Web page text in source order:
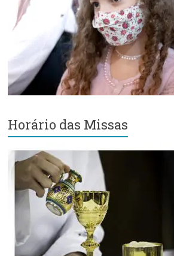
Região
Setor
Bom
Horário das Missas